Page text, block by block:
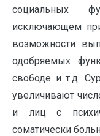
социальных
исключающем
возможности
одобряемых
свободе и т.д.
увеличивают
и лиц с
соматически